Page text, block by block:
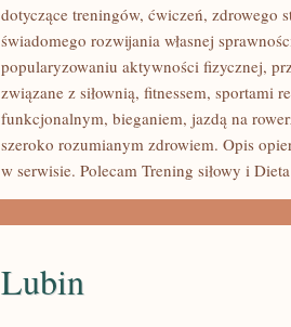
dotyczące treningów, ćwiczeń, zdrowego
świadomego rozwijania własnej
popularyzowaniu aktywności fizycznej,
związane z siłownią, fitnessem, sportami
funkcjonalnym, bieganiem, jazdą na
szeroko rozumianym zdrowiem. Opis
w serwisie. Polecam Trening siłowy i
Lubin